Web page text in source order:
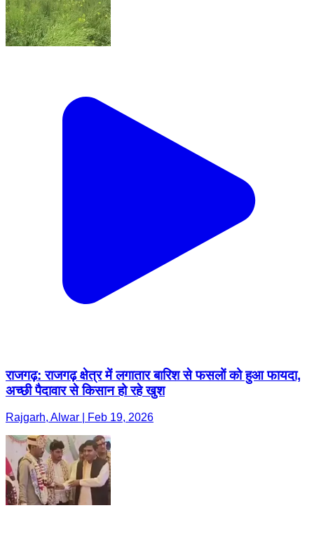
राजगढ़: राजगढ़ क्षेत्र में लगातार बारिश से फसलों को हुआ फायदा,
अच्छी पैदावार से किसान हो रहे खुश
Rajgarh, Alwar | Feb 19, 2026